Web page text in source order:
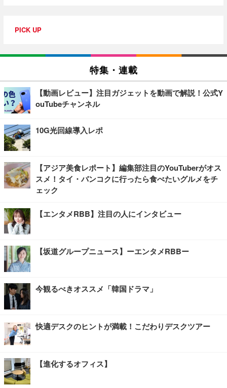
PICK UP
特集・連載
【動画レビュー】注目ガジェットを動画で解説！公式Y
ouTubeチャンネル
10G光回線導入レポ
【アジア美食レポート】編集部注目のYouTuberがオス
スメ！タイ・バンコクに行ったら食べたいグルメをチ
ェック
【エンタメRBB】注目の人にインタビュー
【坂道グループニュース】ーエンタメRBBー
今観るべきオススメ「韓国ドラマ」
快適デスクのヒントが満載！こだわりデスクツアー
【進化するオフィス】